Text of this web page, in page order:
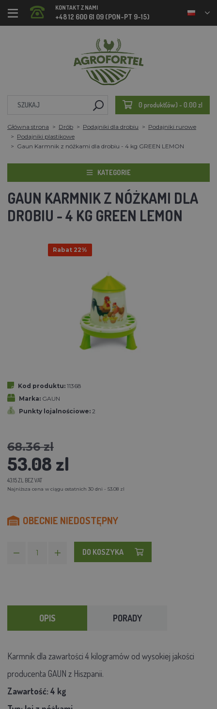
KONTAKT Z NAMI
+48 12 600 61 09 (PON-PT 9-15)
0 produkt(ów) - 0.00 zl
Główna strona Drób Podajniki dla drobiu
Podajniki rurowe
Podajniki plastikowe
Gaun Karmnik z nóżkami dla drobiu - 4 kg GREEN LEMON
KATEGORIE
GAUN KARMNIK Z NÓŻKAMI DLA
DROBIU - 4 KG GREEN LEMON
Rabat 22%
Kod produktu: 11368
Marka: GAUN
Punkty lojalnościowe: 2
68.36 zl
53.08 zl
43.15 ZL BEZ VAT
Najniższa cena w ciągu ostatnich 30 dni - 53.08 zl
OBECNIE NIEDOSTĘPNY
DO KOSZYKA
OPIS PORADY
Karmnik dla zawartości 4 kilogramów od wysokiej jakości
producenta GAUN z Hiszpanii.
Zawartość: 4 kg